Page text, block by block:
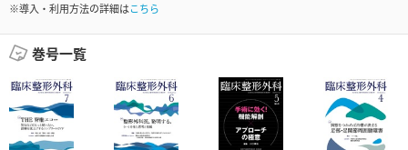
※導入・利用方法の詳細はこちら
巻号一覧